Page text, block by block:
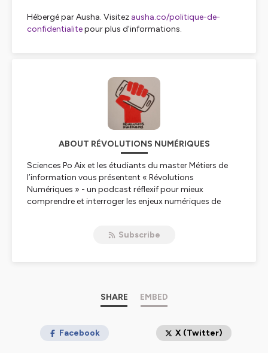
Hébergé par Ausha. Visitez ausha.co/politique-de-
confidentialitepour plus d'informations.
ABOUT RÉVOLUTIONS NUMÉRIQUES
Sciences Po Aix et les étudiants du master Métiers de
l’information vous présentent « Révolutions
Numériques » - un podcast réflexif pour mieux
comprendre et interroger les enjeux numériques de
Six saisons à l'écoute !
souveraineté numérique, désinformation, idéologies
masculinistes, transformation culturelle. Un milliard
opaque décide de leur montrer. Cette saison 6 de
Subscribe
SHARE EMBED
Facebook X (Twitter)